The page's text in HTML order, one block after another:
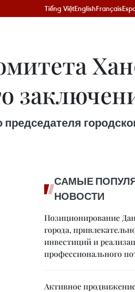
Tiếng ViệtEnglishFrançais
САМЫЕ
НОВОСТИ
Позиционирование
города,
инвестиций и
профессионального
Активное